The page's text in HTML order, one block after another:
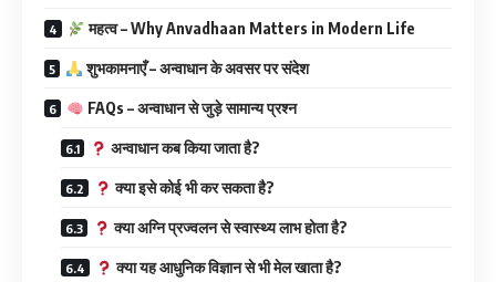
महत्व – Why Anvadhaan Matters in Modern Life
शुभकामनाएँ – अन्वाधान के अवसर पर संदेश
FAQs – अन्वाधान से जुड़े सामान्य प्रश्न
अन्वाधान कब किया जाता है?
क्या इसे कोई भी कर सकता है?
क्या अग्नि प्रज्वलन से स्वास्थ्य लाभ होता है?
क्या यह आधुनिक विज्ञान से भी मेल खाता है?